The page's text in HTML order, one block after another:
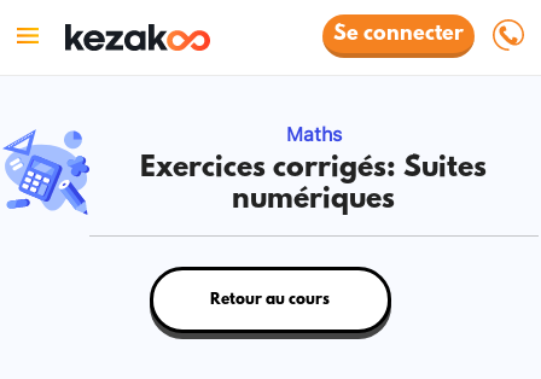
Se connecter
Maths
Exercices corrigés: Suites
numériques
Retour au cours